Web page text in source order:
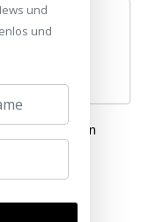
und bin
und
und